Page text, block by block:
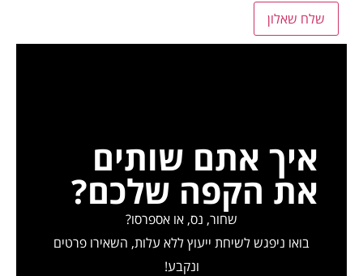
שלח שאלון
איך אתם שותים
את הקפה שלכם?
שחור, נס, או אספרסו?
בואו ניפגש לשיחת ייעוץ ללא עלות, השאירו פרטים
ונקבע!